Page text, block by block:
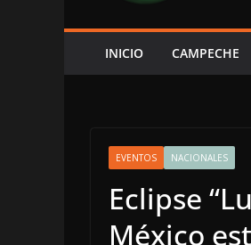
INICIO CAMPECHE
EVENTOS NACIONALES
Eclipse
México